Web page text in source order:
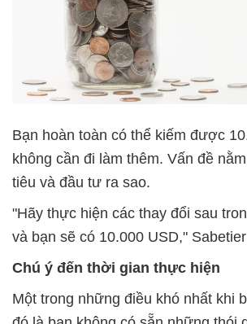
Bạn hoàn toàn có thể kiếm được
không cần đi làm thêm. Vấn đề
tiêu và đầu tư ra sao.
"Hãy thực hiện các thay đổi sau
và bạn sẽ có 10.000 USD,"
Chú ý đến thời gian thực hiện
Một trong những điều khó nhất khi